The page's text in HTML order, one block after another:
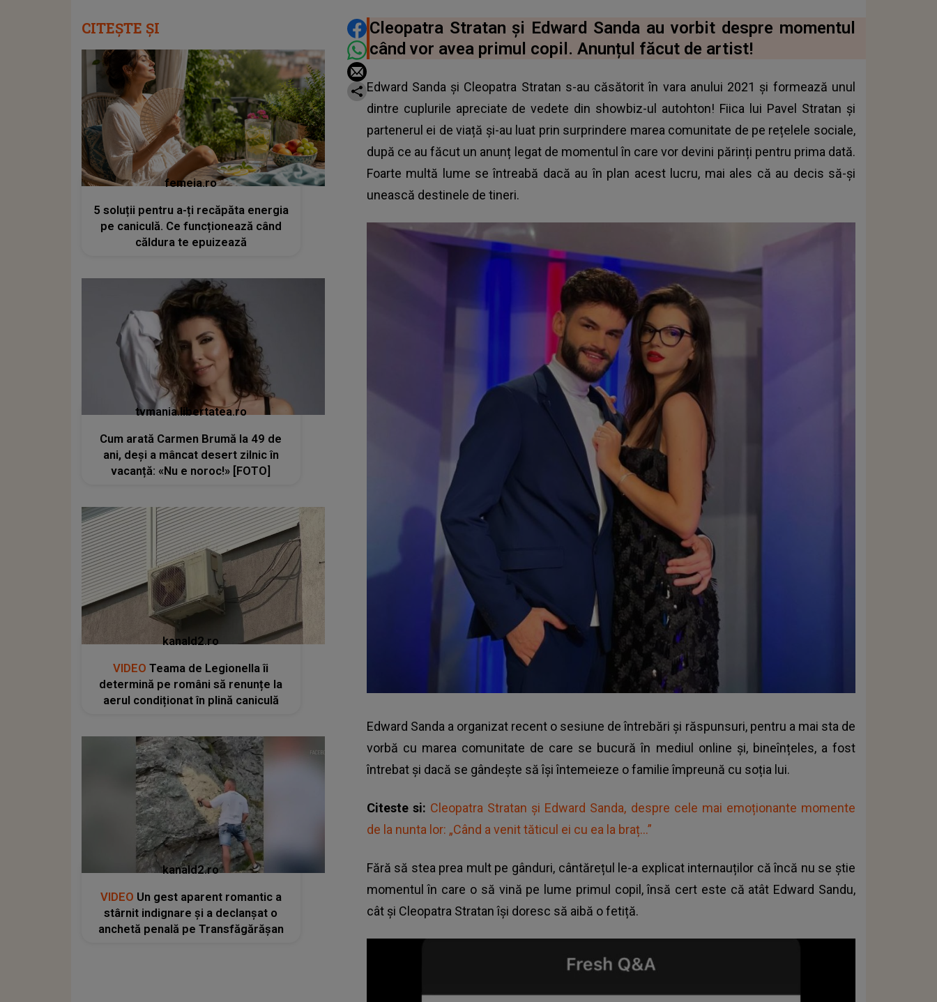
DISTRIBUIE ARTICOLUL
Cleopatra Stratan și Edward Sanda au vorbit despre momentul
când vor avea primul copil. Anunțul făcut de artist!
Edward Sanda și Cleopatra Stratan s-au căsătorit în vara anului 2021 și formează unul
dintre cuplurile apreciate de vedete din showbiz-ul autohton! Fiica lui Pavel Stratan și
partenerul ei de viață și-au luat prin surprindere marea comunitate de pe rețelele sociale,
după ce au făcut un anunț legat de momentul în care vor devini părinți pentru prima dată.
Foarte multă lume se întreabă dacă au în plan acest lucru, mai ales că au decis să-și
unească destinele de tineri.
Edward Sanda a organizat recent o sesiune de întrebări și răspunsuri, pentru a mai sta de
vorbă cu marea comunitate de care se bucură în mediul online și, bineînțeles, a fost
întrebat și dacă se gândește să își întemeieze o familie împreună cu soția lui.
Citeste si: Cleopatra Stratan și Edward Sanda, despre cele mai emoționante momente
de la nunta lor: „Când a venit tăticul ei cu ea la braț...”
Fără să stea prea mult pe gânduri, cântărețul le-a explicat internauților că încă nu se știe
momentul în care o să vină pe lume primul copil, însă cert este că atât Edward Sandu,
cât și Cleopatra Stratanîși doresc să aibă o fetiță.
CITEȘTE ȘI
femeia.ro
5 soluții pentru a-ți recăpăta energia
pe caniculă. Ce funcționează când
căldura te epuizează
tvmania.libertatea.ro
Cum arată Carmen Brumă la 49 de
ani, deși a mâncat desert zilnic în
vacanță: «Nu e noroc!» [FOTO]
kanald2.ro
VIDEO Teama de Legionella îi
determină pe români să renunțe la
aerul condiționat în plină caniculă
kanald2.ro
VIDEO Un gest aparent romantic a
stârnit indignare și a declanșat o
anchetă penală pe Transfăgărășan